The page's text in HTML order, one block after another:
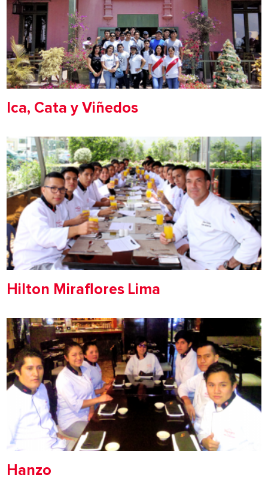
Ica, Cata y Viñedos
Hilton Miraflores Lima
Hanzo